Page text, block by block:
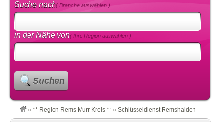
Suche nach( Branche auswählen )
in der Nähe von( Ihre Region auswählen )
Suchen
» ** Region Rems Murr Kreis ** » Schlüsseldienst Remshalden